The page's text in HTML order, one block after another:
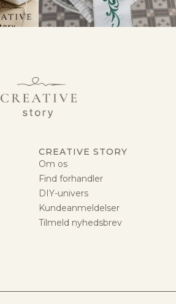
CREATIVE STORY
Om os
Find forhandler
DIY-univers
Kundeanmeldelser
Tilmeld nyhedsbrev